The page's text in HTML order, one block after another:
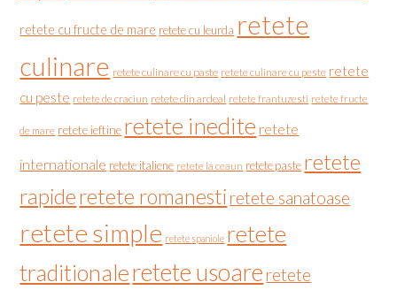
retete cu fructe de mare retete cu leurda retete
culinare retete culinare cu paste retete culinare cu peste retete
cu peste retete de craciun retete din ardeal retete frantuzesti retete fructe
de mare retete ieftine retete inedite retete
internationale retete italiene retete la ceaun retete paste retete
rapideretete romanesti retete sanatoase
retete simple retete spaniole retete
traditionaleretete usoare retete